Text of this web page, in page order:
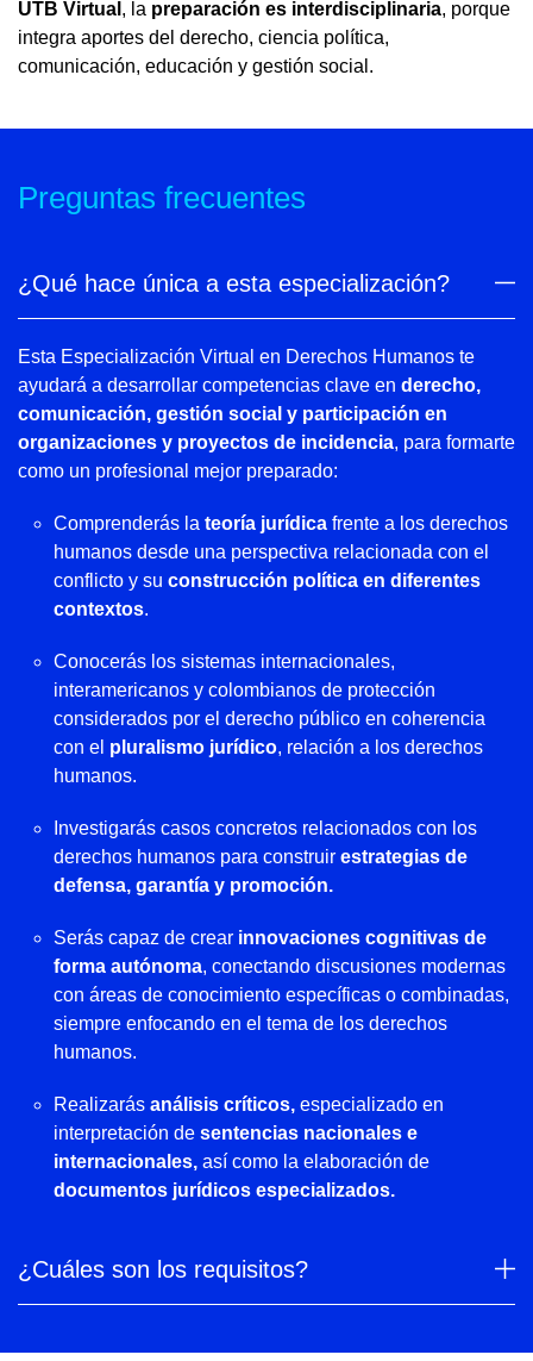
UTB Virtual , la preparación es interdisciplinaria, porque
integra aportes del derecho, ciencia política,
comunicación, educación y gestión social.
Preguntas frecuentes
¿Qué hace única a esta especialización?
Esta Especialización Virtual en Derechos Humanos te
ayudará a desarrollar competencias clave en derecho,
comunicación, gestión social y participación en
organizaciones y proyectos de incidencia, para formarte
como un profesional mejor preparado:
Comprenderás la teoría jurídica frente a los derechos
humanos desde una perspectiva relacionada con el
conflicto y su construcción política en diferentes
contextos.
Conocerás los sistemas internacionales,
interamericanos y colombianos de protección
considerados por el derecho público en coherencia
con el pluralismo jurídico, relación a los derechos
humanos.
Investigarás casos concretos relacionados con los
derechos humanos para construir estrategias de
defensa, garantía y promoción.
Serás capaz de crear innovaciones cognitivas de
forma autónoma, conectando discusiones modernas
con áreas de conocimiento específicas o combinadas,
siempre enfocando en el tema de los derechos
humanos.
Realizarás análisis críticos, especializado en
interpretación de sentencias nacionales e
internacionales, así como la elaboración de
documentos jurídicos especializados.
¿Cuáles son los requisitos?